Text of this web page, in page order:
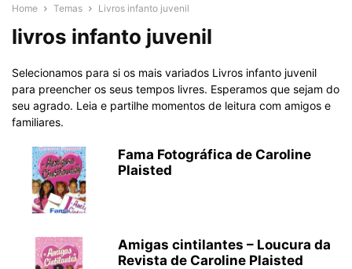
Home Temas Livros infanto juvenil
livros infanto juvenil
Selecionamos para si os mais variados Livros infanto juvenil
para preencher os seus tempos livres. Esperamos que sejam do
seu agrado. Leia e partilhe momentos de leitura com amigos e
familiares.
Fama Fotográfica de Caroline
Plaisted
Amigas cintilantes – Loucura da
Revista de Caroline Plaisted